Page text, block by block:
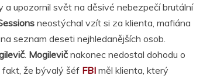
upozornil svět na děsivé nebezpečí brutální
neostýchal vzít si za klienta, mafiána
seznam deseti nejhledanějších osob.
Mogilevič nakonec nedostal dohodu o
fakt, že bývalý šéf FBI měl klienta, který